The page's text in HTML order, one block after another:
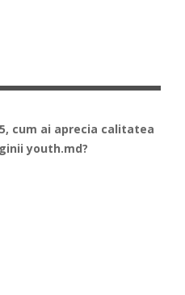
cum ai aprecia calitatea
youth.md?